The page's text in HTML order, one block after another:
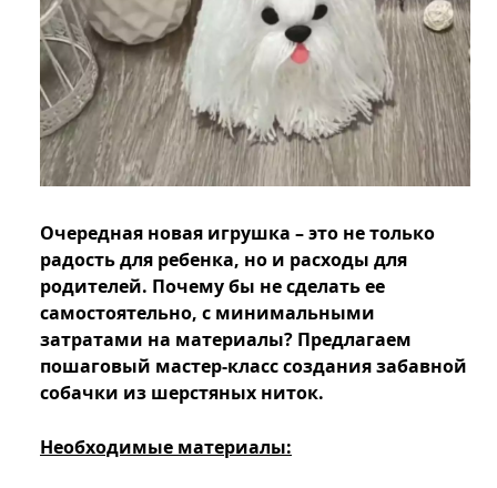
Очередная новая игрушка – это не только
радость для ребенка, но и расходы для
родителей. Почему бы не сделать ее
самостоятельно, с минимальными
затратами на материалы? Предлагаем
пошаговый мастер-класс создания забавной
собачки из шерстяных ниток.
Необходимые материалы: